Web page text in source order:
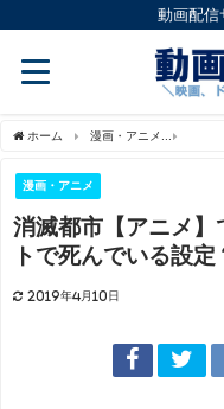
動画配信
ホーム 漫画・アニメ
漫画・アニメ
消滅都市【アニメ】
トで死んでいる設定
2019年4月10日